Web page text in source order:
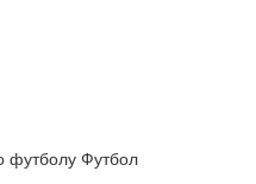
футболу Футбол